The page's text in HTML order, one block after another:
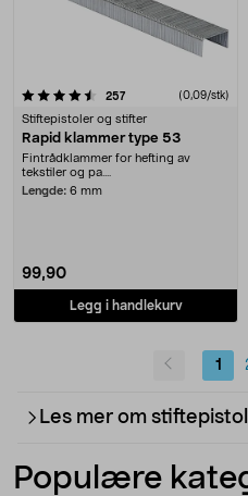
257anmeldelser(0,09/stk)
Stiftepistoler og stifter
Rapid klammer type 53
Fintrådklammer for hefting av
tekstiler og pa....
Lengde: 6 mm
99,90
Legg i handlekurv
5.0 av 5 stjerner
1
Les mer om
Populære